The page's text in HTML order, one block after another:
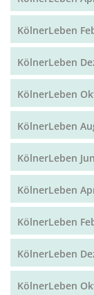
KölnerLeben
KölnerLeben
KölnerLeben
KölnerLeben
KölnerLeben
KölnerLeben
KölnerLeben
KölnerLeben
KölnerLeben